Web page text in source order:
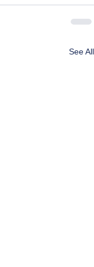
See All